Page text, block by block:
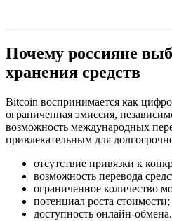
Почему россияне
хранения средств
Bitcoin воспринимается как
ограниченная эмиссия,
возможность международных
привлекательным для
отсутствие привязки к
возможность перевода
ограниченное количество
потенциал роста стоимости;
доступность онлайн-обмена.